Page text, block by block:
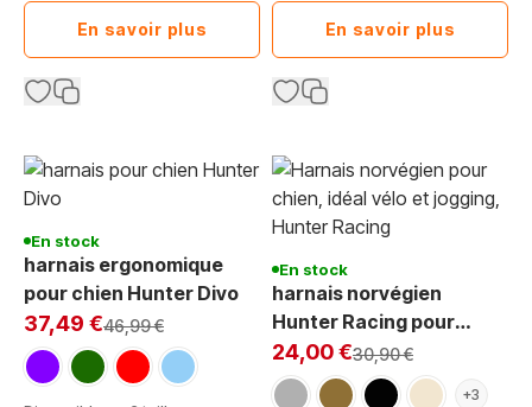
En savoir plus En savoir plus
En stock
harnais ergonomique
pour chien Hunter Divo
Exclu Web:
37,49 €Prix normal
46,99 €
violet vert foncé
rougebleu clair
En stock
harnais norvégien
Hunter Racing pour
chien vélo et jogging
Exclu Web:
24,00 €Prix normal
30,90 €
gris
marronnoir beige +3